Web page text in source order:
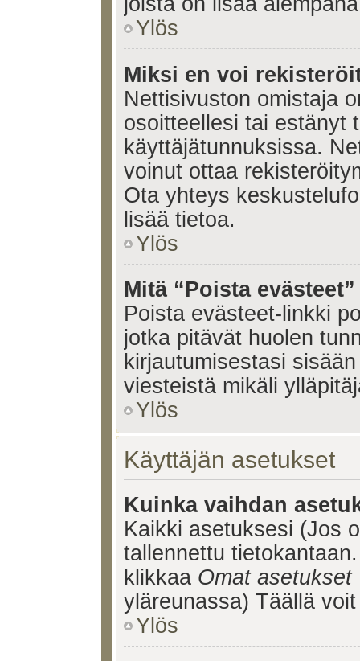
Ylös
Miksi en voi
Nettisivuston omistaja
osoitteellesi tai estänyt
käyttäjätunnuksissa.
voinut ottaa
Ota yhteys
lisää tietoa.
Ylös
Mitä “Poista
Poista evästeet-linkki
jotka pitävät huolen
kirjautumisestasi
viesteistä mikäli
Ylös
Käyttäjän asetukset
Kuinka vaihdan
Kaikki asetuksesi (Jos
tallennettu
klikkaa Omat asetukset
yläreunassa) Täällä
Ylös